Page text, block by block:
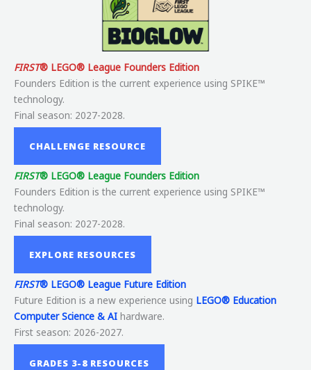
FIRST® LEGO® League Founders Edition
Founders Edition is the current experience using SPIKE™
technology.
Final season: 2027-2028.
CHALLENGE RESOURCE
FIRST® LEGO® League Founders Edition
Founders Edition is the current experience using SPIKE™
technology.
Final season: 2027-2028.
EXPLORE RESOURCES
FIRST® LEGO® League Future Edition
Future Edition is a new experience using LEGO® Education
Computer Science & AI hardware.
First season: 2026-2027.
GRADES 3-8 RESOURCES